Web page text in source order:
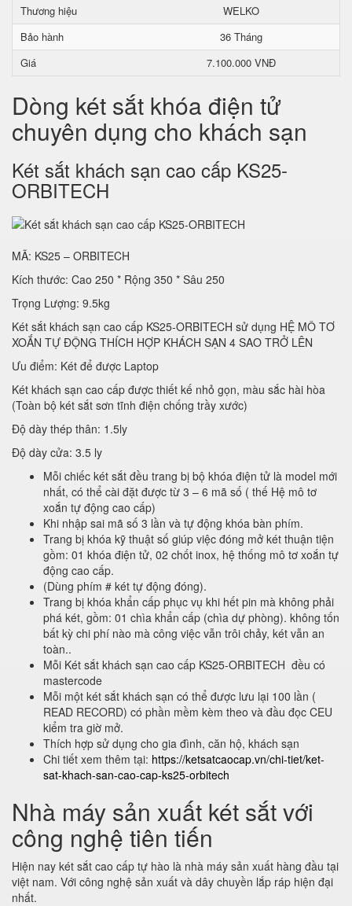
Thương hiệu
WELKO
Bảo hành
36 Tháng
Giá
7.100.000 VNĐ
Dòng két sắt khóa điện tử
chuyên dụng cho khách sạn
Két sắt khách sạn cao cấp KS25-
ORBITECH
MÃ: KS25 – ORBITECH
Kích thước: Cao 250 * Rộng 350 * Sâu 250
Trọng Lượng: 9.5kg
Két sắt khách sạn cao cấp KS25-ORBITECH sử dụng HỆ MÔ TƠ
XOẮN TỰ ĐỘNG THÍCH HỢP KHÁCH SẠN 4 SAO TRỞ LÊN
Ưu điểm: Két để được Laptop
Két khách sạn cao cấp được thiết kế nhỏ gọn, màu sắc hài hòa
(Toàn bộ két sắt sơn tĩnh điện chống trầy xước)
Độ dày thép thân: 1.5ly
Độ dày cửa: 3.5 ly
Mỗi chiếc két sắt đều trang bị bộ khóa điện tử là model mới
nhất, có thể cài đặt được từ 3 – 6 mã số ( thế Hệ mô tơ
xoắn tự động cao cấp)
Khi nhập sai mã số 3 lần và tự động khóa bàn phím.
Trang bị khóa kỹ thuật số giúp việc đóng mở két thuận tiện
gồm: 01 khóa điện tử, 02 chốt inox, hệ thống mô tơ xoắn tự
động cao cấp.
(Dùng phím # két tự động đóng).
Trang bị khóa khẩn cấp phục vụ khi hết pin mà không phải
phá két, gồm: 01 chìa khẩn cấp (chìa dự phòng). không tốn
bất kỳ chi phí nào mà công việc vẫn trôi chảy, két vẫn an
toàn..
Mỗi Két sắt khách sạn cao cấp KS25-ORBITECH đều có
mastercode
Mỗi một két sắt khách sạn có thể được lưu lại 100 lần (
READ RECORD) có phần mềm kèm theo và đầu đọc CEU
kiểm tra giờ mở.
Thích hợp sử dụng cho gia đình, căn hộ, khách sạn
Chi tiết xem thêm tại: https://ketsatcaocap.vn/chi-tiet/ket-
sat-khach-san-cao-cap-ks25-orbitech
Nhà máy sản xuất két sắt với
công nghệ tiên tiến
Hiện nay két sắt cao cấp tự hào là nhà máy sản xuất hàng đầu tại
việt nam. Với công nghệ sản xuất và dây chuyền lắp ráp hiện đại
nhất.